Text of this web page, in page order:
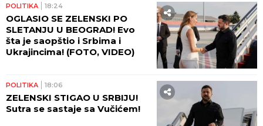
POLITIKA 18:24
OGLASIO SE ZELENSKI PO
SLETANJU U BEOGRAD! Evo
šta je saopštio i Srbima i
Ukrajincima! (FOTO, VIDEO)
POLITIKA 18:06
ZELENSKI STIGAO U SRBIJU!
Sutra se sastaje sa Vučićem!